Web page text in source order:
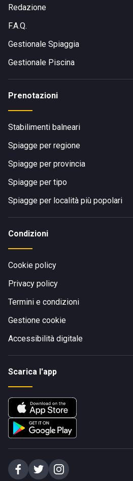
Redazione
F.A.Q.
Gestionale Spiaggia
Gestionale Piscina
Prenotazioni
Stabilimenti balneari
Spiagge per regione
Spiagge per provincia
Spiagge per tipo
Spiagge per località più popolari
Condizioni
Cookie policy
Privacy policy
Termini e condizioni
Gestione cookie
Accessibilità digitale
Scarica l'app